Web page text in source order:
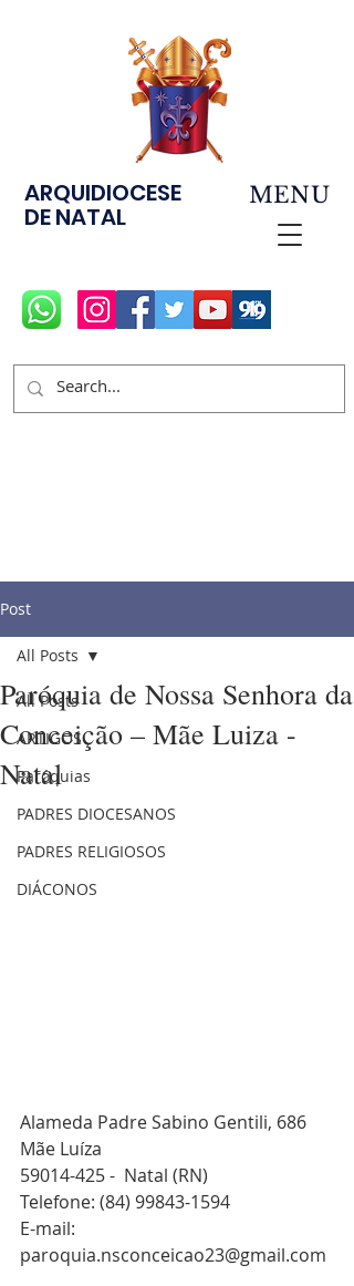
ARQUIDIOCESE
DE NATAL
MENU
Post
All Posts
ARTIGOS
Paróquias
PADRES DIOCESANOS
PADRES RELIGIOSOS
DIÁCONOS
All Posts
Paróquia de Nossa Senhora da
Conceição – Mãe Luiza -
Natal
Alameda Padre Sabino Gentili, 686
Mãe Luíza
59014-425 -  Natal (RN)
Telefone: (84) 99843-1594
E-mail:
paroquia.nsconceicao23@gmail.com